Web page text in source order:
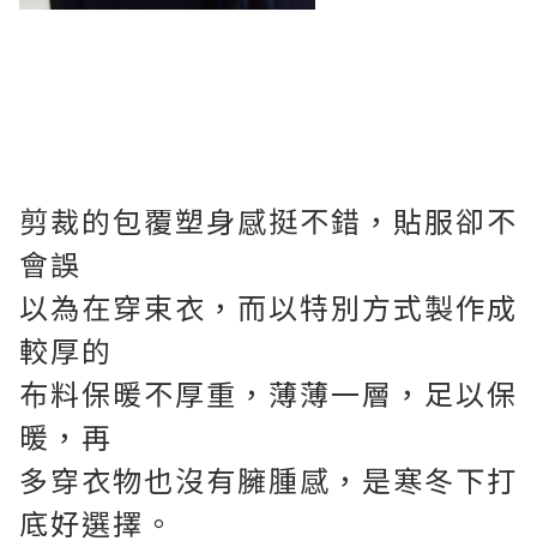
剪裁的包覆塑身感挺不錯，貼服卻不
會誤
以為在穿束衣，而以特別方式製作成
較厚的
布料保暖不厚重，薄薄一層，足以保
暖，再
多穿衣物也沒有臃腫感，是寒冬下打
底好選擇。